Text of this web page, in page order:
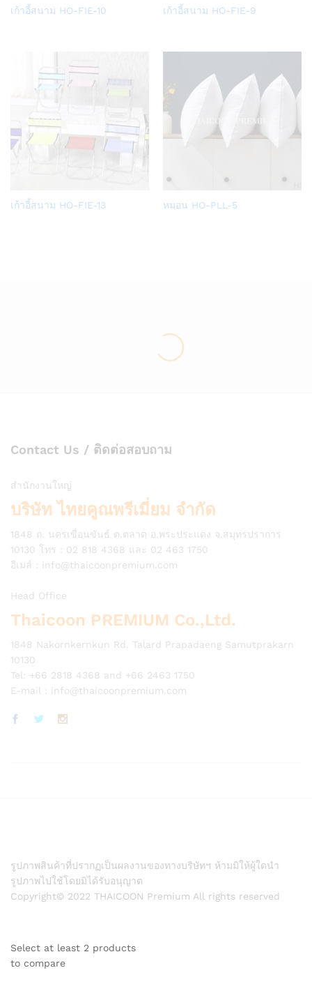
Add
เก้าอี้สนาม HO-FIE-10
Add
list
เก้าอี้สนาม HO-FIE-9
Add
เก้าอี้สนาม HO-FIE-13
Add
หมอน HO-PLL-5
Contact Us / ติดต่อสอบถาม
สำนักงานใหญ่
บริษัท ไทยคูณพรีเมี่ยม จำกัด
1848 ถ. นครเขื่อนขันธ์ ต.ตลาด อ.พระประแดง จ.สมุทรปราการ
10130 โทร : 02 818 4368 และ 02 463 1750
อีเมล์ : info@thaicoonpremium.com
Head Office
Thaicoon PREMIUM Co.,Ltd.
1848 Nakornkernkun Rd. Talard Prapadaeng Samutprakarn
10130
Tel: +66 2818 4368 and +66 2463 1750
E-mail : info@thaicoonpremium.com
รูปภาพสินค้าที่ปรากฏเป็นผลงานของทางบริษัทฯ ห้ามมิให้ผู้ใดนำ
รูปภาพไปใช้โดยมิได้รับอนุญาต
Copyright© 2022 THAICOON Premium All rights reserved
Select at least 2 products
to compare